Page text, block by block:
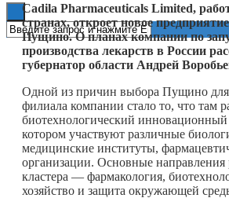
Cadila Pharmaceuticals Limited,
странах, откроет новое
Пущино. О планах компании по
производства лекарств в России
губернатор области Андрей
Одной из причин выбора Пущино
филиала компании стало то, что там
биотехнологический инновационный
котором участвуют различные
медицинские институты,
организации. Основные направления
кластера — фармакология,
хозяйство и защита окружающей